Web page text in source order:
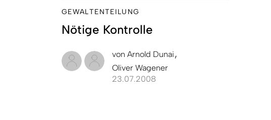
GEWALTENTEILUNG
Nötige Kontrolle
von Arnold Dunai
Oliver Wagener
23.07.2008